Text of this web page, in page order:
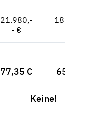
21.980,-
- €
18.471,-
77,35 € 65,-- €
Keine!